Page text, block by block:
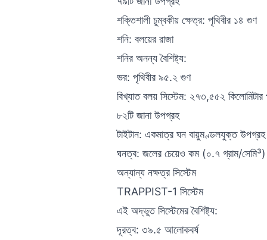
শক্তিশালী চুম্বকীয় ক্ষেত্র: পৃথিবীর ১৪ গুণ
শনি: বলয়ের রাজা
শনির অনন্য বৈশিষ্ট্য:
ভর: পৃথিবীর ৯৫.২ গুণ
বিখ্যাত বলয় সিস্টেম: ২৭৩,৫৫২
৮২টি জানা উপগ্রহ
টাইটান: একমাত্র ঘন বায়ুমণ্ডলযুক্ত উপগ্রহ
ঘনত্ব: জলের চেয়েও কম (০.৭ গ্রাম/সেমি³)
অন্যান্য নক্ষত্র সিস্টেম
TRAPPIST-1 সিস্টেম
এই অদ্ভুত সিস্টেমের বৈশিষ্ট্য:
দূরত্ব: ৩৯.৫ আলোকবর্ষ